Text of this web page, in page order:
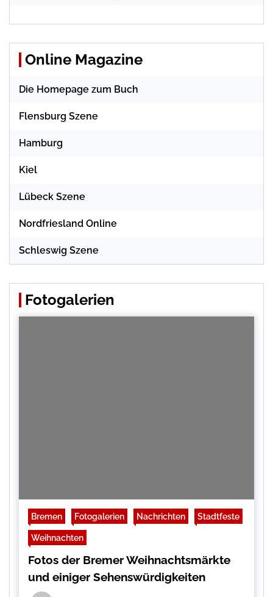
Online Magazine
Die Homepage zum Buch
Flensburg Szene
Hamburg
Kiel
Lübeck Szene
Nordfriesland Online
Schleswig Szene
Fotogalerien
Bremen Fotogalerien Nachrichten Stadtfeste
Weihnachten
Fotos der Bremer Weihnachtsmärkte
und einiger Sehenswürdigkeiten